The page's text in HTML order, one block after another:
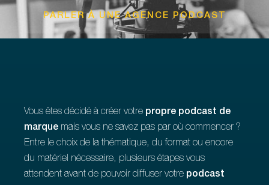
PARLER À UNE AGENCE PODCAST
Vous êtes décidé à créer votre propre podcast de
marque mais vous ne savez pas par où commencer ?
Entre le choix de la thématique, du format ou encore
du matériel nécessaire, plusieurs étapes vous
attendent avant de pouvoir diffuser votre podcast